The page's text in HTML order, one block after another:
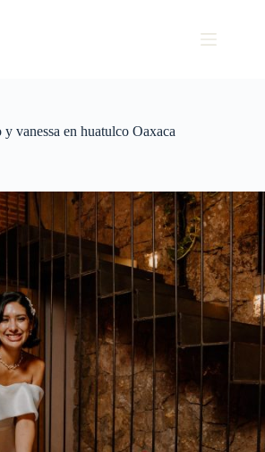
vanessa en huatulco Oaxaca